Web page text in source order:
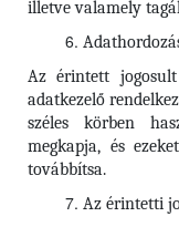
illetve valamely
Az érintett
adatkezelő
széles körben
megkapja, és
továbbítsa.
Az érintetti